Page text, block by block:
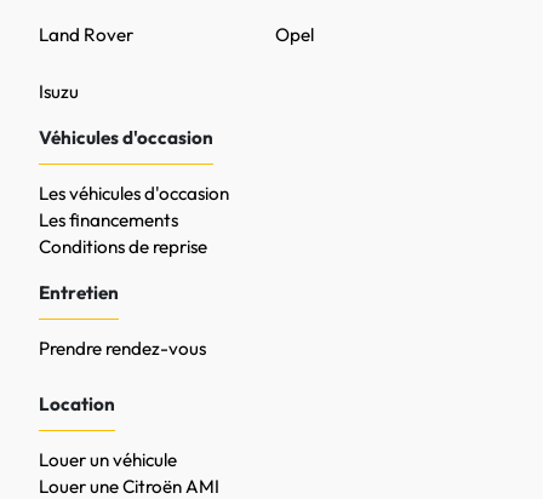
Opel
Land Rover
Isuzu
Véhicules d'occasion
Les véhicules d'occasion
Les financements
Conditions de reprise
Entretien
Prendre rendez-vous
Location
Louer un véhicule
Louer une Citroën AMI